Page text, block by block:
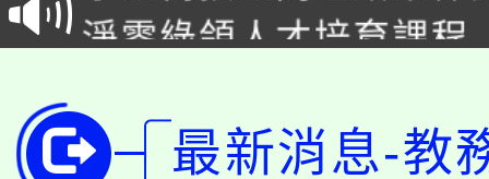
學籍身 分審查程序及
淨零綠領人才培育課程
代理(課)教師甄選結果(
「2026金融保險知識
最新消息-教